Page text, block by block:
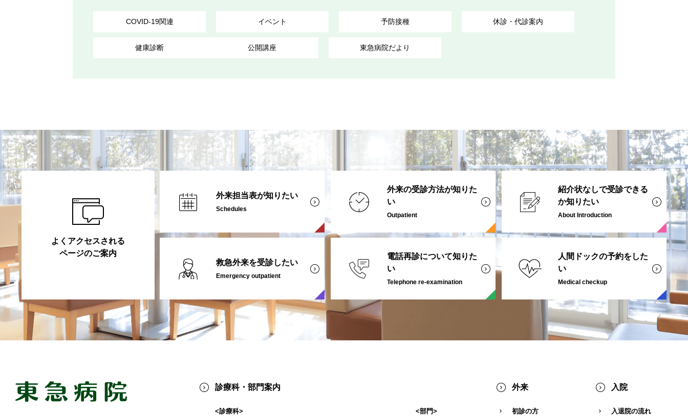
COVID-19関連 イベント 予防接種 休診・代診案内
健康診断 公開講座 東急病院だより
よくアクセスされる
ページのご案内
外来担当表が知りたい
Schedules
外来の受診方法が知りた
い
Outpatient
紹介状なしで受診できる
か知りたい
About Introduction
救急外来を受診したい
Emergency outpatient
電話再診について知りた
い
Telephone re-examination
人間ドックの予約をした
い
Medical checkup
診療科・部門案内
<診療科> <部門>
外来
初診の方
入院
入退院の流れ